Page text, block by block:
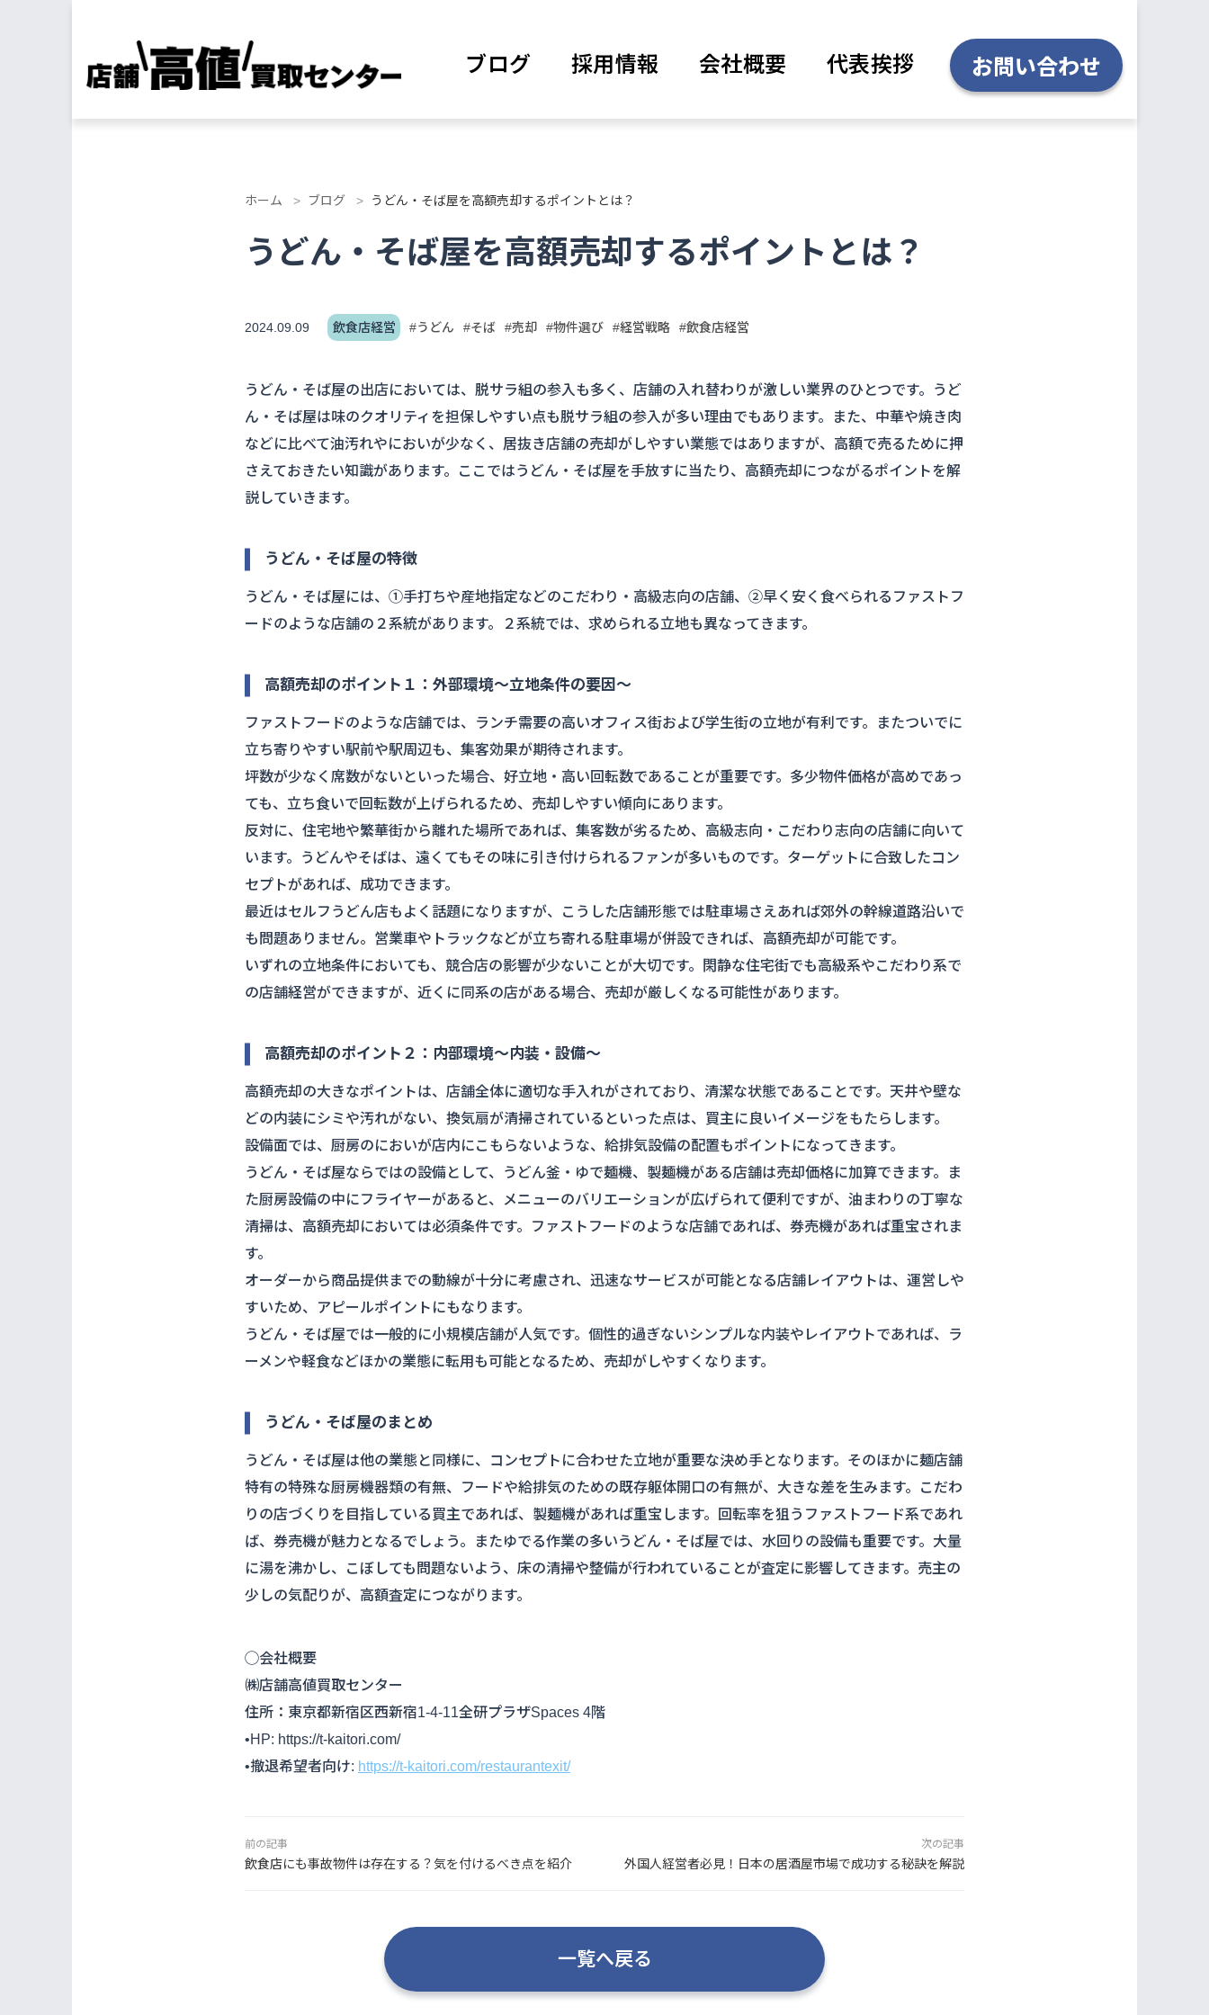
ブログ 採用情報 会社概要 代表挨拶 お問い合わせ
ホーム ブログ うどん・そば屋を高額売却するポイントとは？
うどん・そば屋を高額売却するポイントとは？
2024.09.09 飲食店経営 #うどん #そば #売却 #物件選び #経営戦略 #飲食店経営
うどん・そば屋の出店においては、脱サラ組の参入も多く、店舗の入れ替わりが激しい業界のひとつです。うど
ん・そば屋は味のクオリティを担保しやすい点も脱サラ組の参入が多い理由でもあります。また、中華や焼き肉
などに比べて油汚れやにおいが少なく、居抜き店舗の売却がしやすい業態ではありますが、高額で売るために押
さえておきたい知識があります。ここではうどん・そば屋を手放すに当たり、高額売却につながるポイントを解
説していきます。
うどん・そば屋の特徴
うどん・そば屋には、①手打ちや産地指定などのこだわり・高級志向の店舗、②早く安く食べられるファストフ
ードのような店舗の２系統があります。２系統では、求められる立地も異なってきます。
高額売却のポイント１：外部環境～立地条件の要因～
ファストフードのような店舗では、ランチ需要の高いオフィス街および学生街の立地が有利です。またついでに
立ち寄りやすい駅前や駅周辺も、集客効果が期待されます。
坪数が少なく席数がないといった場合、好立地・高い回転数であることが重要です。多少物件価格が高めであっ
ても、立ち食いで回転数が上げられるため、売却しやすい傾向にあります。
反対に、住宅地や繁華街から離れた場所であれば、集客数が劣るため、高級志向・こだわり志向の店舗に向いて
います。うどんやそばは、遠くてもその味に引き付けられるファンが多いものです。ターゲットに合致したコン
セプトがあれば、成功できます。
最近はセルフうどん店もよく話題になりますが、こうした店舗形態では駐車場さえあれば郊外の幹線道路沿いで
も問題ありません。営業車やトラックなどが立ち寄れる駐車場が併設できれば、高額売却が可能です。
いずれの立地条件においても、競合店の影響が少ないことが大切です。閑静な住宅街でも高級系やこだわり系で
の店舗経営ができますが、近くに同系の店がある場合、売却が厳しくなる可能性があります。
高額売却のポイント２：内部環境～内装・設備～
高額売却の大きなポイントは、店舗全体に適切な手入れがされており、清潔な状態であることです。天井や壁な
どの内装にシミや汚れがない、換気扇が清掃されているといった点は、買主に良いイメージをもたらします。
設備面では、厨房のにおいが店内にこもらないような、給排気設備の配置もポイントになってきます。
うどん・そば屋ならではの設備として、うどん釜・ゆで麺機、製麺機がある店舗は売却価格に加算できます。ま
た厨房設備の中にフライヤーがあると、メニューのバリエーションが広げられて便利ですが、油まわりの丁寧な
清掃は、高額売却においては必須条件です。ファストフードのような店舗であれば、券売機があれば重宝されま
す。
オーダーから商品提供までの動線が十分に考慮され、迅速なサービスが可能となる店舗レイアウトは、運営しや
すいため、アピールポイントにもなります。
うどん・そば屋では一般的に小規模店舗が人気です。個性的過ぎないシンプルな内装やレイアウトであれば、ラ
ーメンや軽食などほかの業態に転用も可能となるため、売却がしやすくなります。
うどん・そば屋のまとめ
うどん・そば屋は他の業態と同様に、コンセプトに合わせた立地が重要な決め手となります。そのほかに麺店舗
特有の特殊な厨房機器類の有無、フードや給排気のための既存躯体開口の有無が、大きな差を生みます。こだわ
りの店づくりを目指している買主であれば、製麺機があれば重宝します。回転率を狙うファストフード系であれ
ば、券売機が魅力となるでしょう。またゆでる作業の多いうどん・そば屋では、水回りの設備も重要です。大量
に湯を沸かし、こぼしても問題ないよう、床の清掃や整備が行われていることが査定に影響してきます。売主の
少しの気配りが、高額査定につながります。
◯会社概要
㈱店舗高値買取センター
住所：東京都新宿区西新宿1-4-11全研プラザSpaces 4階
•HP: https://t-kaitori.com/
•撤退希望者向け: https://t-kaitori.com/restaurantexit/
前の記事
飲食店にも事故物件は存在する？気を付けるべき点を紹介
次の記事
外国人経営者必見！日本の居酒屋市場で成功する秘訣を解説
一覧へ戻る